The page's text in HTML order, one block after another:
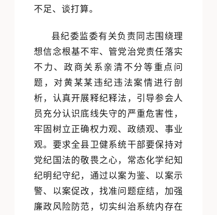
不足、谈打算。
县纪委监委有关负责同志围绕理
想信念根基不牢、管党治党责任落实
不力、政商关系亲清不分等重点问
题，对黄某某违纪违法案情进行剖
析，认真开展释纪释法，引导参会人
员充分认识底线失守的严重危害性，
牢固树立正确权力观、政绩观、事业
观。要求全县卫健系统干部要保持对
党纪国法的敬畏之心，常态化学纪知
纪明纪守纪，通过以案为鉴、以案示
警、以案促改，找准问题症结，加强
廉政风险防范，切实纠治系统内存在